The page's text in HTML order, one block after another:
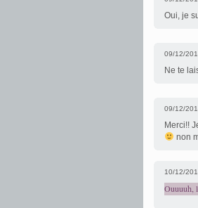
Oui, je
09/12/
Ne te
09/12/
Merci!!
non
10/12/
Ouuuuh,